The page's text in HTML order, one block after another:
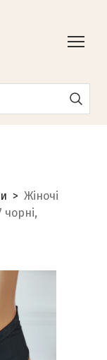
Жіночі
чорні,